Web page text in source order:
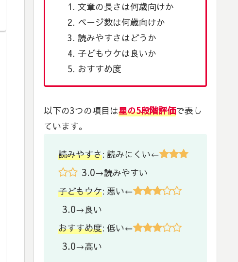
文章の長さは何歳向けか
ページ数は何歳向けか
読みやすさはどうか
子どもウケは良いか
おすすめ度
以下の3つの項目は星の5段階評価で表し
ています。
読みやすさ: 読みにくい←
3.0→読みやすい
子どもウケ: 悪い←
3.0→良い
おすすめ度: 低い←
3.0→高い